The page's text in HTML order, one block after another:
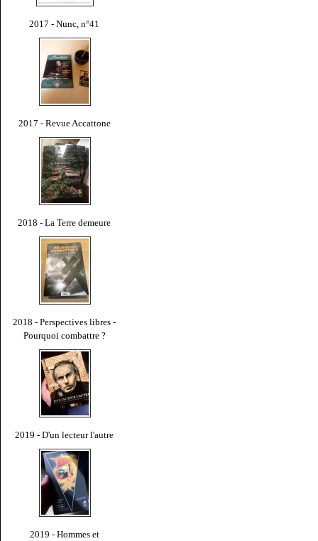
2017 - Nunc, n°41
2017 - Revue Accattone
2018 - La Terre demeure
2018 - Perspectives libres -
Pourquoi combattre ?
2019 - D'un lecteur l'autre
2019 - Hommes et